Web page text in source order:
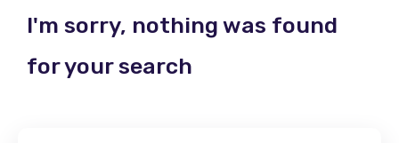
I'm sorry, nothing was found
for your search